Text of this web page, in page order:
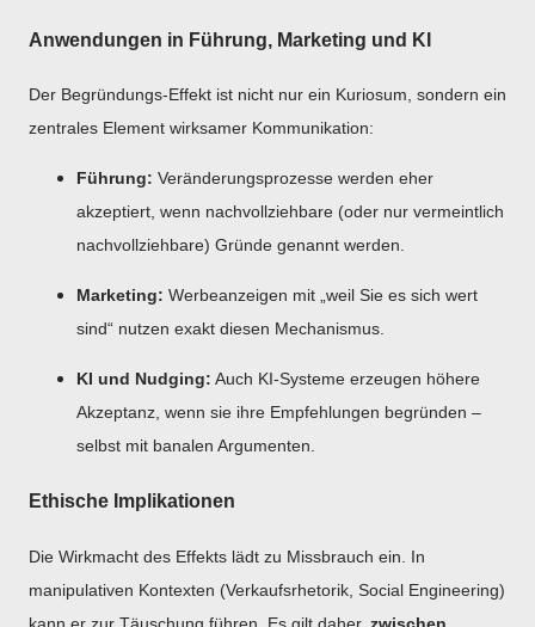
Anwendungen in Führung, Marketing und KI
Der Begründungs-Effekt ist nicht nur ein Kuriosum, sondern ein
zentrales Element wirksamer Kommunikation:
Führung: Veränderungsprozesse werden eher
akzeptiert, wenn nachvollziehbare (oder nur vermeintlich
nachvollziehbare) Gründe genannt werden.
Marketing: Werbeanzeigen mit „weil Sie es sich wert
sind“ nutzen exakt diesen Mechanismus.
KI und Nudging: Auch KI-Systeme erzeugen höhere
Akzeptanz, wenn sie ihre Empfehlungen begründen –
selbst mit banalen Argumenten.
Ethische Implikationen
Die Wirkmacht des Effekts lädt zu Missbrauch ein. In
manipulativen Kontexten (Verkaufsrhetorik, Social Engineering)
kann er zur Täuschung führen. Es gilt daher, zwischen